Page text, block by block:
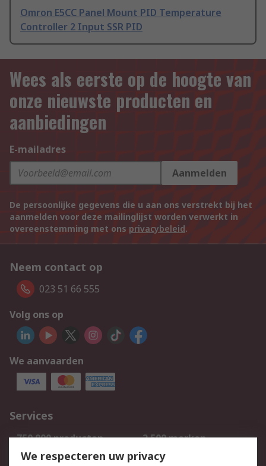
Omron E5CC Panel Mount PID Temperature
Controller 2 Input SSR PID
Wees als eerste op de hoogte van
onze nieuwste producten en
aanbiedingen
E-mailadres
Aanmelden
De persoonlijke gegevens die u aan ons verstrekt bij het
aanmelden voor deze mailinglijst worden verwerkt in
overeenstemming met ons privacybeleid.
Neem contact op
023 51 66 555
Volg ons op
We aanvaarden
Services
750.000 producten
2.500 merken
Bestellen
Inkoopoplossingen
We respecteren uw privacy